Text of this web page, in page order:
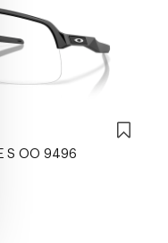
S OO 9496